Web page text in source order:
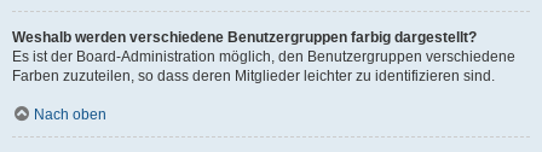
Weshalb werden verschiedene Benutzergruppen farbig dargestellt?
Es ist der Board-Administration möglich, den Benutzergruppen verschiedene
Farben zuzuteilen, so dass deren Mitglieder leichter zu identifizieren sind.
Nach oben